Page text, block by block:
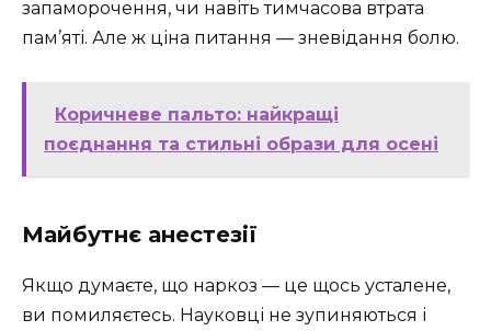
запаморочення, чи навіть тимчасова втрата
пам’яті. Але ж ціна питання — зневідання болю.
Коричневе пальто: найкращі
поєднання та стильні образи для осені
Майбутнє анестезії
Якщо думаєте, що наркоз — це щось усталене,
ви помиляєтесь. Науковці не зупиняються і